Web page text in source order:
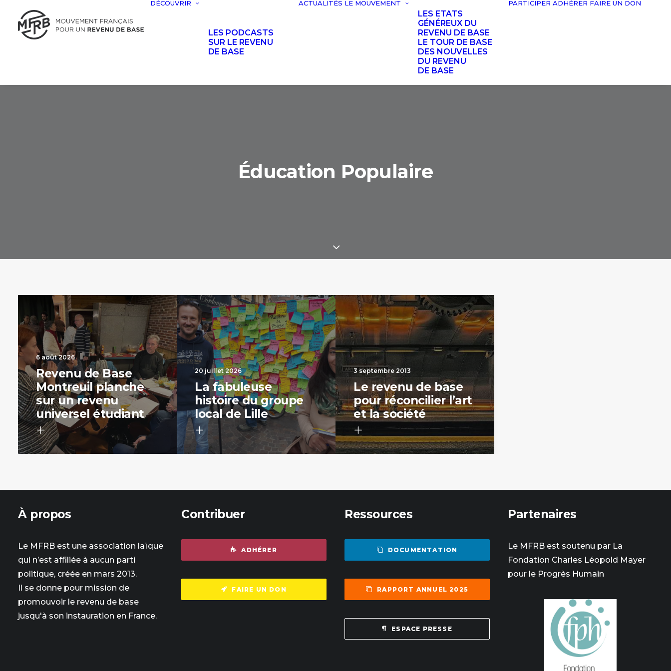
DÉCOUVRIR
LES PODCASTS
SUR LE REVENU
DE BASE
ACTUALITÉS LE MOUVEMENT
LES ETATS
GÉNÉREUX DU
REVENU DE BASE
LE TOUR DE BASE
DES NOUVELLES
DU REVENU
DE BASE
PARTICIPER ADHÉRER FAIRE UN DON
Éducation Populaire
6 août 2026
Revenu de Base
Montreuil planche
sur un revenu
universel étudiant
20 juillet 2026
La fabuleuse
histoire du groupe
local de Lille
3 septembre 2013
Le revenu de base
pour réconcilier l’art
et la société
À propos
Le MFRB est une association laïque
qui n’est affiliée à aucun parti
politique, créée en mars 2013.
Il se donne pour mission de
promouvoir le revenu de base
jusqu'à son instauration en France.
Contribuer
ADHÉRER
FAIRE UN DON
Ressources
DOCUMENTATION
RAPPORT ANNUEL 2025
ESPACE PRESSE
Partenaires
Le MFRB est soutenu par La
Fondation Charles Léopold Mayer
pour le Progrès Humain